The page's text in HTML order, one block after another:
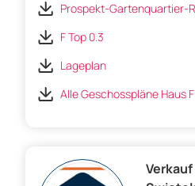
Prospekt-Gartenquartier-
F Top 0.3
Lageplan
Alle Geschosspläne Haus F